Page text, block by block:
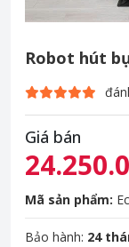
Robot hút
Giá bán
Mã sản phẩm:
Bảo hành: 24